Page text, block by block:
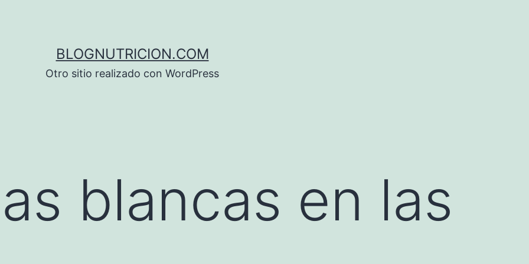
BLOGNUTRICION.COM
Otro sitio realizado con WordPress
blancas en las